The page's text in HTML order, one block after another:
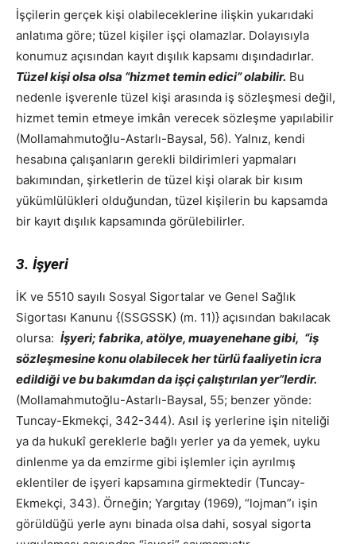
İşçilerin gerçek kişi olabileceklerine ilişkin yukarıdaki
anlatıma göre; tüzel kişiler işçi olamazlar. Dolayısıyla
konumuz açısından kayıt dışılık kapsamı dışındadırlar.
Tüzel kişi olsa olsa “hizmet temin edici” olabilir. Bu
nedenle işverenle tüzel kişi arasında iş sözleşmesi değil,
hizmet temin etmeye imkân verecek sözleşme yapılabilir
(Mollamahmutoğlu-Astarlı-Baysal, 56). Yalnız, kendi
hesabına çalışanların gerekli bildirimleri yapmaları
bakımından, şirketlerin de tüzel kişi olarak bir kısım
yükümlülükleri olduğundan, tüzel kişilerin bu kapsamda
bir kayıt dışılık kapsamında görülebilirler.
3. İşyeri
İK ve 5510 sayılı Sosyal Sigortalar ve Genel Sağlık
Sigortası Kanunu {(SSGSSK) (m. 11)} açısından bakılacak
olursa: İşyeri; fabrika, atölye, muayenehane gibi, “iş
sözleşmesine konu olabilecek her türlü faaliyetin icra
edildiği ve bu bakımdan da işçi çalıştırılan yer”lerdir.
(Mollamahmutoğlu-Astarlı-Baysal, 55; benzer yönde:
Tuncay-Ekmekçi, 342-344). Asıl iş yerlerine işin niteliği
ya da hukukî gereklerle bağlı yerler ya da yemek, uyku
dinlenme ya da emzirme gibi işlemler için ayrılmış
eklentiler de işyeri kapsamına girmektedir (Tuncay-
Ekmekçi, 343). Örneğin; Yargıtay (1969), “lojman”ı işin
görüldüğü yerle aynı binada olsa dahi, sosyal sigorta